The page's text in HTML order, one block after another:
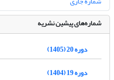
شماره‌های پیشین نشریه
دوره 20 (1405)
دوره 19 (1404)